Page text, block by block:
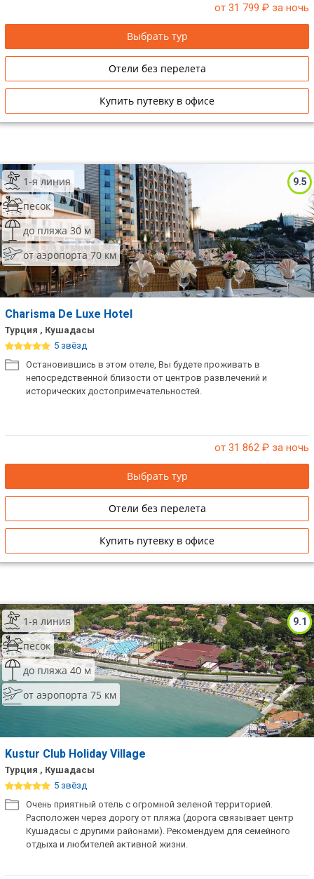
инфраструктуру и обслуживание гостей по высшему классу.
от 31 799 ₽ за ночь
Выбрать тур
Отели без перелета
Купить путевку в офисе
9.5
1-я линия
песок
до пляжа 30 м
от аэропорта 70 км
Charisma De Luxe Hotel
Турция , Кушадасы
5 звёзд
Остановившись в этом отеле, Вы будете проживать в
непосредственной близости от центров развлечений и
исторических достопримечательностей.
от 31 862 ₽ за ночь
Выбрать тур
Отели без перелета
Купить путевку в офисе
9.1
1-я линия
песок
до пляжа 40 м
от аэропорта 75 км
Kustur Club Holiday Village
Турция , Кушадасы
5 звёзд
Очень приятный отель с огромной зеленой территорией.
Расположен через дорогу от пляжа (дорога связывает центр
Кушадасы с другими районами). Рекомендуем для семейного
отдыха и любителей активной жизни.